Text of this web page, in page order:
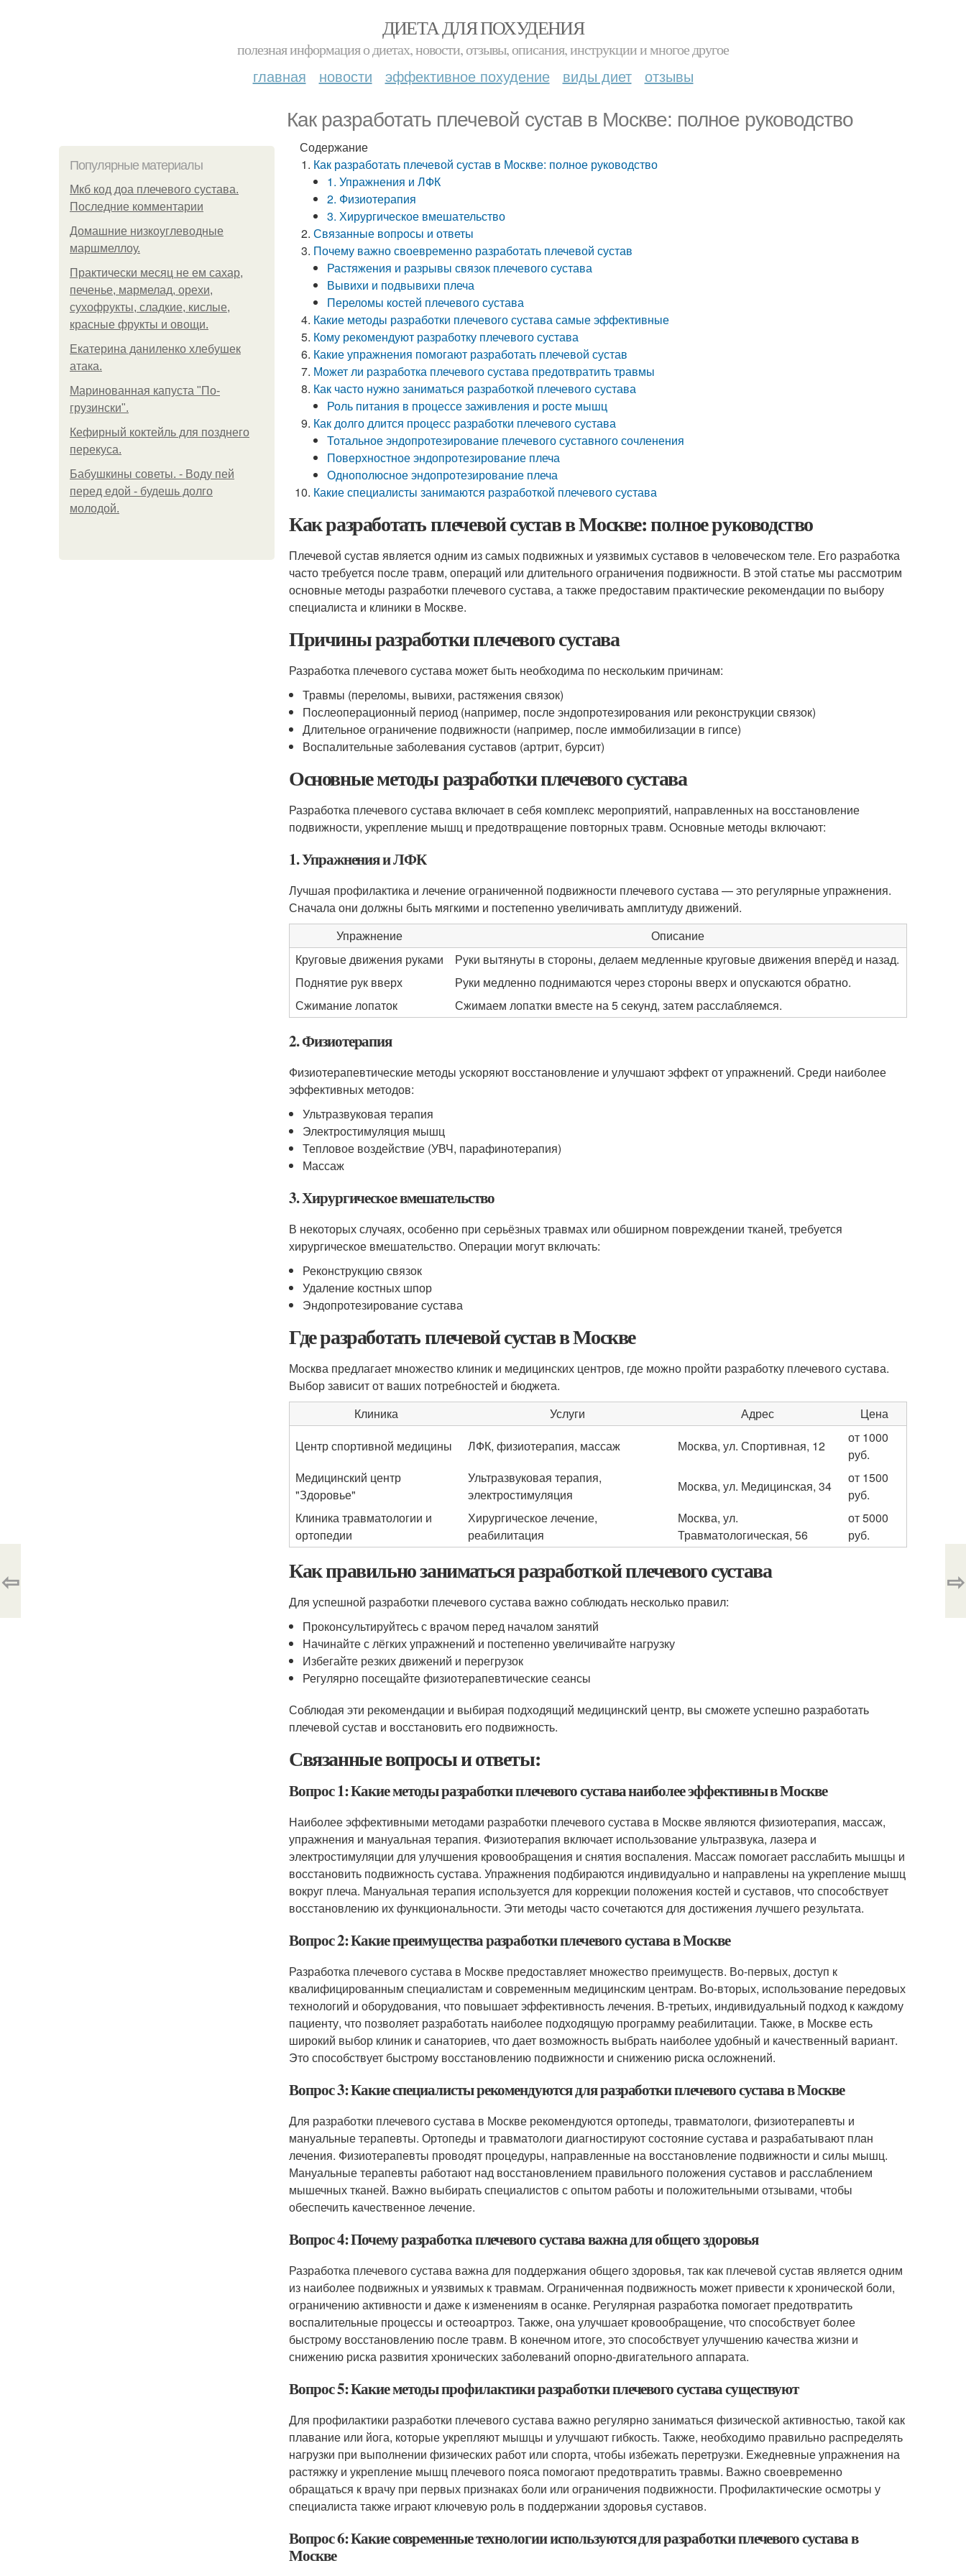
ДИЕТА ДЛЯ ПОХУДЕНИЯ
полезная информация о диетах, новости, отзывы, описания, инструкции и многое другое
главная новости эффективное похудение виды диет отзывы
Как разработать плечевой сустав в Москве: полное руководство
Популярные материалы
Мкб код доа плечевого сустава.
Последние комментарии
Домашние низкоуглеводные
маршмеллоу.
Практически месяц не ем сахар,
печенье, мармелад, орехи,
сухофрукты, сладкие, кислые,
красные фрукты и овощи.
Екатерина даниленко хлебушек
атака.
Маринованная капуста "По-
грузински".
Кефирный коктейль для позднего
перекуса.
Бабушкины советы. - Воду пей
перед едой - будешь долго
молодой.
Содержание
Как разработать плечевой сустав в Москве: полное руководство
1. Упражнения и ЛФК
2. Физиотерапия
3. Хирургическое вмешательство
Связанные вопросы и ответы
Почему важно своевременно разработать плечевой сустав
Растяжения и разрывы связок плечевого сустава
Вывихи и подвывихи плеча
Переломы костей плечевого сустава
Какие методы разработки плечевого сустава самые эффективные
Кому рекомендуют разработку плечевого сустава
Какие упражнения помогают разработать плечевой сустав
Может ли разработка плечевого сустава предотвратить травмы
Как часто нужно заниматься разработкой плечевого сустава
Роль питания в процессе заживления и росте мышц
Как долго длится процесс разработки плечевого сустава
Тотальное эндопротезирование плечевого суставного сочленения
Поверхностное эндопротезирование плеча
Однополюсное эндопротезирование плеча
Какие специалисты занимаются разработкой плечевого сустава
Как разработать плечевой сустав в Москве: полное руководство
Плечевой сустав является одним из самых подвижных и уязвимых суставов в человеческом теле. Его разработка
часто требуется после травм, операций или длительного ограничения подвижности. В этой статье мы рассмотрим
основные методы разработки плечевого сустава, а также предоставим практические рекомендации по выбору
специалиста и клиники в Москве.
Причины разработки плечевого сустава
Разработка плечевого сустава может быть необходима по нескольким причинам:
Травмы (переломы, вывихи, растяжения связок)
Послеоперационный период (например, после эндопротезирования или реконструкции связок)
Длительное ограничение подвижности (например, после иммобилизации в гипсе)
Воспалительные заболевания суставов (артрит, бурсит)
Основные методы разработки плечевого сустава
Разработка плечевого сустава включает в себя комплекс мероприятий, направленных на восстановление
подвижности, укрепление мышц и предотвращение повторных травм. Основные методы включают:
1. Упражнения и ЛФК
Лучшая профилактика и лечение ограниченной подвижности плечевого сустава — это регулярные упражнения.
Сначала они должны быть мягкими и постепенно увеличивать амплитуду движений.
Упражнение
Описание
Круговые движения руками
Руки вытянуты в стороны, делаем медленные круговые движения вперёд и назад.
Поднятие рук вверх
Руки медленно поднимаются через стороны вверх и опускаются обратно.
Сжимание лопаток
Сжимаем лопатки вместе на 5 секунд, затем расслабляемся.
2. Физиотерапия
Физиотерапевтические методы ускоряют восстановление и улучшают эффект от упражнений. Среди наиболее
эффективных методов:
Ультразвуковая терапия
Электростимуляция мышц
Тепловое воздействие (УВЧ, парафинотерапия)
Массаж
3. Хирургическое вмешательство
В некоторых случаях, особенно при серьёзных травмах или обширном повреждении тканей, требуется
хирургическое вмешательство. Операции могут включать:
Реконструкцию связок
Удаление костных шпор
Эндопротезирование сустава
Где разработать плечевой сустав в Москве
Москва предлагает множество клиник и медицинских центров, где можно пройти разработку плечевого сустава.
Выбор зависит от ваших потребностей и бюджета.
Клиника
Услуги Адрес
Цена
Центр спортивной медицины
ЛФК, физиотерапия, массаж Москва, ул. Спортивная, 12
от 1000
руб.
Медицинский центр
"Здоровье"
Ультразвуковая терапия,
электростимуляция
Москва, ул. Медицинская, 34
от 1500
руб.
Клиника травматологии и
ортопедии
Хирургическое лечение,
реабилитация
Москва, ул.
Травматологическая, 56
от 5000
руб.
Как правильно заниматься разработкой плечевого сустава
Для успешной разработки плечевого сустава важно соблюдать несколько правил:
Проконсультируйтесь с врачом перед началом занятий
Начинайте с лёгких упражнений и постепенно увеличивайте нагрузку
Избегайте резких движений и перегрузок
Регулярно посещайте физиотерапевтические сеансы
Соблюдая эти рекомендации и выбирая подходящий медицинский центр, вы сможете успешно разработать
плечевой сустав и восстановить его подвижность.
Связанные вопросы и ответы:
Вопрос 1: Какие методы разработки плечевого сустава наиболее эффективны в Москве
Наиболее эффективными методами разработки плечевого сустава в Москве являются физиотерапия, массаж,
упражнения и мануальная терапия. Физиотерапия включает использование ультразвука, лазера и
электростимуляции для улучшения кровообращения и снятия воспаления. Массаж помогает расслабить мышцы и
восстановить подвижность сустава. Упражнения подбираются индивидуально и направлены на укрепление мышц
вокруг плеча. Мануальная терапия используется для коррекции положения костей и суставов, что способствует
восстановлению их функциональности. Эти методы часто сочетаются для достижения лучшего результата.
Вопрос 2: Какие преимущества разработки плечевого сустава в Москве
Разработка плечевого сустава в Москве предоставляет множество преимуществ. Во-первых, доступ к
квалифицированным специалистам и современным медицинским центрам. Во-вторых, использование передовых
технологий и оборудования, что повышает эффективность лечения. В-третьих, индивидуальный подход к каждому
пациенту, что позволяет разработать наиболее подходящую программу реабилитации. Также, в Москве есть
широкий выбор клиник и санаториев, что дает возможность выбрать наиболее удобный и качественный вариант.
Это способствует быстрому восстановлению подвижности и снижению риска осложнений.
Вопрос 3: Какие специалисты рекомендуются для разработки плечевого сустава в Москве
Для разработки плечевого сустава в Москве рекомендуются ортопеды, травматологи, физиотерапевты и
мануальные терапевты. Ортопеды и травматологи диагностируют состояние сустава и разрабатывают план
лечения. Физиотерапевты проводят процедуры, направленные на восстановление подвижности и силы мышц.
Мануальные терапевты работают над восстановлением правильного положения суставов и расслаблением
мышечных тканей. Важно выбирать специалистов с опытом работы и положительными отзывами, чтобы
обеспечить качественное лечение.
Вопрос 4: Почему разработка плечевого сустава важна для общего здоровья
Разработка плечевого сустава важна для поддержания общего здоровья, так как плечевой сустав является одним
из наиболее подвижных и уязвимых к травмам. Ограниченная подвижность может привести к хронической боли,
ограничению активности и даже к изменениям в осанке. Регулярная разработка помогает предотвратить
воспалительные процессы и остeoартроз. Также, она улучшает кровообращение, что способствует более
быстрому восстановлению после травм. В конечном итоге, это способствует улучшению качества жизни и
снижению риска развития хронических заболеваний опорно-двигательного аппарата.
Вопрос 5: Какие методы профилактики разработки плечевого сустава существуют
Для профилактики разработки плечевого сустава важно регулярно заниматься физической активностью, такой как
плавание или йога, которые укрепляют мышцы и улучшают гибкость. Также, необходимо правильно распределять
нагрузки при выполнении физических работ или спорта, чтобы избежать перетрузки. Ежедневные упражнения на
растяжку и укрепление мышц плечевого пояса помогают предотвратить травмы. Важно своевременно
обращаться к врачу при первых признаках боли или ограничения подвижности. Профилактические осмотры у
специалиста также играют ключевую роль в поддержании здоровья суставов.
Вопрос 6: Какие современные технологии используются для разработки плечевого сустава в
Москве
⇦ ⇨